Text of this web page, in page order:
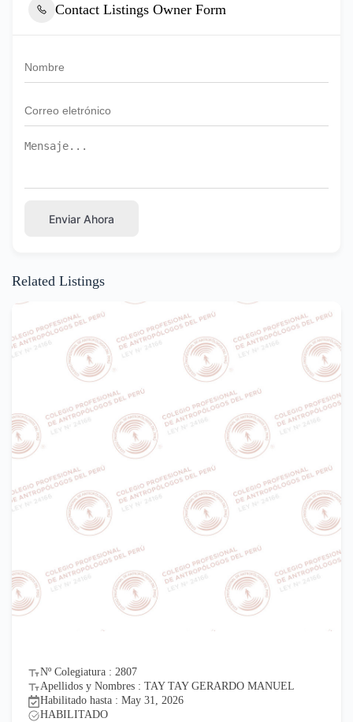
Contact Listings Owner Form
Enviar Ahora
Related Listings
Nº Colegiatura : 2807
Apellidos y Nombres : TAY TAY GERARDO MANUEL
Habilitado hasta : May 31, 2026
HABILITADO